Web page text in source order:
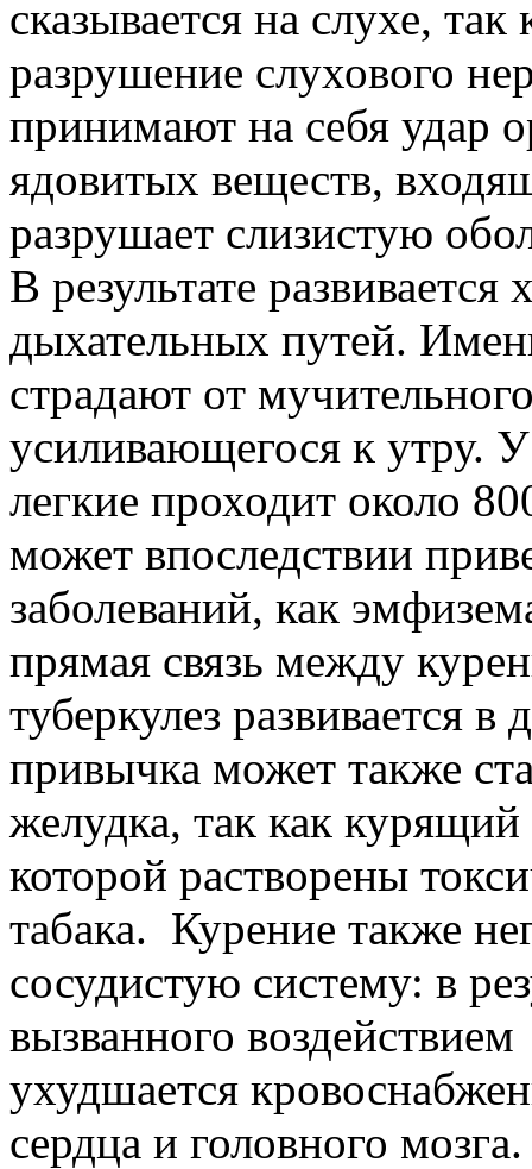
сказывается на слухе,
разрушение слухового
принимают на себя удар
ядовитых веществ,
разрушает слизистую
В результате
дыхательных путей.
страдают от
усиливающегося к утру.
легкие проходит около
может впоследствии
заболеваний, как
прямая связь между
туберкулез развивается
привычка может также
желудка, так как курящий
которой растворены
табака. Курение также
сосудистую систему: в
вызванного
ухудшается
сердца и головного мозга.